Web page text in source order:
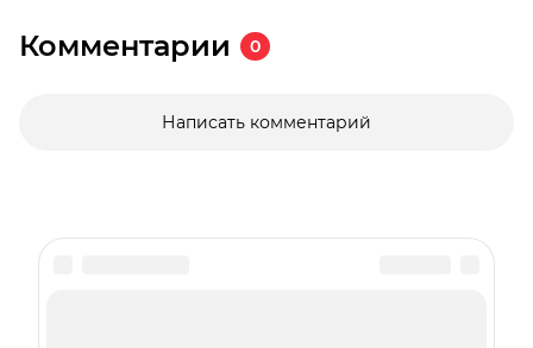
Комментарии 0
Написать комментарий